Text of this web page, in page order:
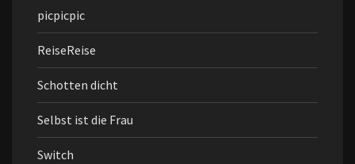
picpicpic
ReiseReise
Schotten dicht
Selbst ist die Frau
Switch